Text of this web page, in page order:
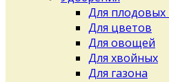
Для плодовых
Для цветов
Для овощей
Для хвойных
Для газона